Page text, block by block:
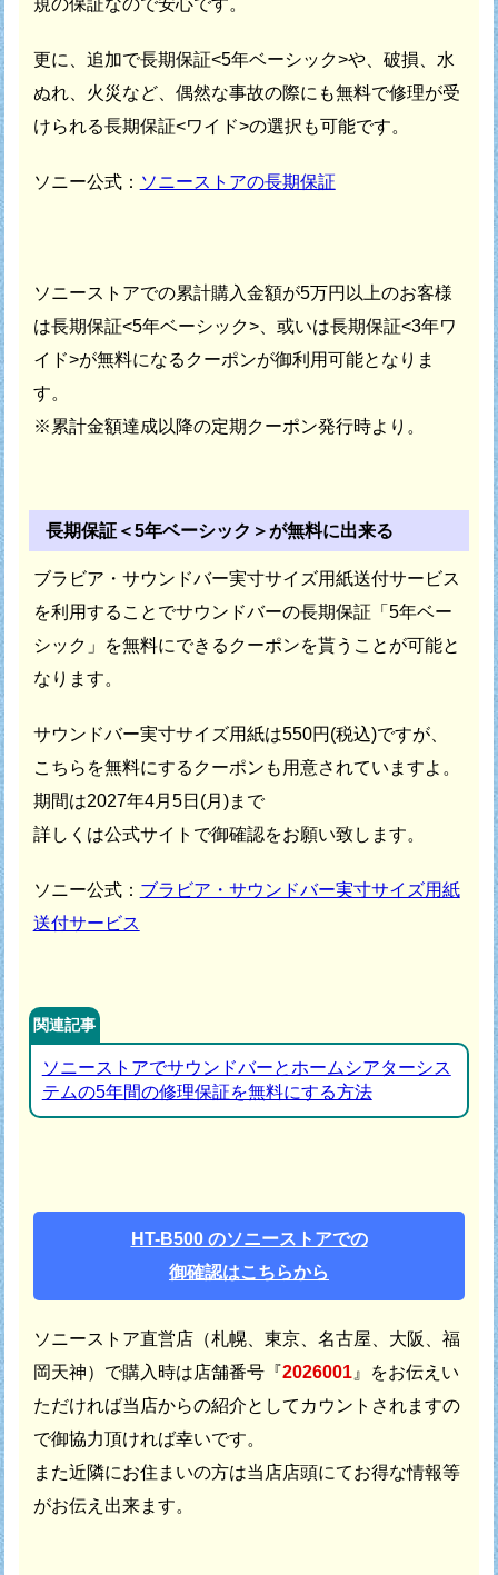
更に、追加で長期保証<5年ベーシック>や、破損、水
ぬれ、火災など、 偶然な事故の際にも無料で修理が受
けられる長期保証<ワイド>の選択も可能です。
ソニー公式： ソニーストアの長期保証
ソニーストアでの累計購入金額が5万円以上のお客様
は長期保証<5年ベーシック>、或いは長期保証<3年ワ
イド>が無料になるクーポンが御利用可能となりま
す。
※累計金額達成以降の定期クーポン発行時より。
長期保証＜5年ベーシック＞が無料に出来る
ブラビア・サウンドバー実寸サイズ用紙送付サービス
を利用することでサウンドバーの長期保証「5年ベー
シック」を無料にできるクーポンを貰うことが可能と
なります。
サウンドバー実寸サイズ用紙は550円(税込)ですが、
こちらを無料にするクーポンも用意されていますよ。
期間は2027年4月5日(月)まで
詳しくは公式サイトで御確認をお願い致します。
ソニー公式： ブラビア・サウンドバー実寸サイズ用紙
送付サービス
関連記事
ソニーストアでサウンドバーとホームシアターシス
テムの5年間の修理保証を無料にする方法
HT-B500 のソニーストアでの
御確認はこちらから
ソニーストア直営店（札幌、東京、名古屋、大阪、福
岡天神）で購入時は店舗番号『2026001』をお伝えい
ただければ当店からの紹介としてカウントされますの
で御協力頂ければ幸いです。
また近隣にお住まいの方は当店店頭にてお得な情報等
がお伝え出来ます。